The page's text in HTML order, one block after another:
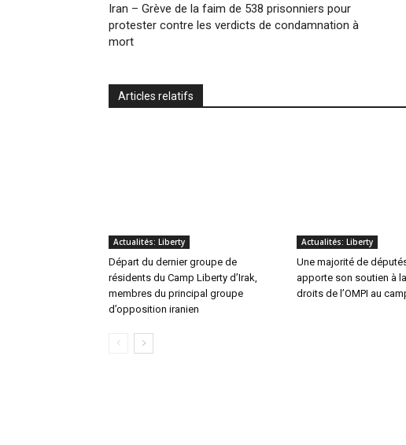
Iran – Grève de la faim de 538 prisonniers pour
protester contre les verdicts de condamnation à
mort
Articles relatifs
Actualités: Liberty
Départ du dernier groupe de
résidents du Camp Liberty d’Irak,
membres du principal groupe
d’opposition iranien
Actualités: Liberty
Une majorité de
apporte son soutien à
droits de l’OMPI au